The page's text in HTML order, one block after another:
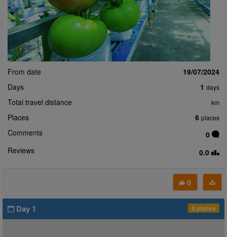
From date
19/07/2024
Days
1 days
Total travel distance km
Places 6 places
Comments
0
Reviews
0.0
0
Day 1 6 places